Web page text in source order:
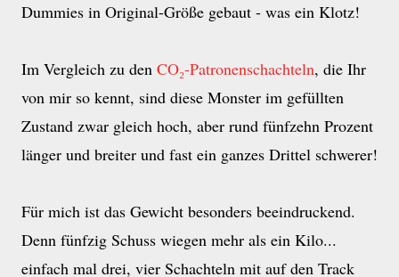
Dummies in Original-Größe gebaut - was ein Klotz!
Im Vergleich zu den CO₂-Patronenschachteln, die Ihr
von mir so kennt, sind diese Monster im gefüllten
Zustand zwar gleich hoch, aber rund fünfzehn Prozent
länger und breiter und fast ein ganzes Drittel schwerer!
Für mich ist das Gewicht besonders beeindruckend.
Denn fünfzig Schuss wiegen mehr als ein Kilo...
einfach mal drei, vier Schachteln mit auf den Track